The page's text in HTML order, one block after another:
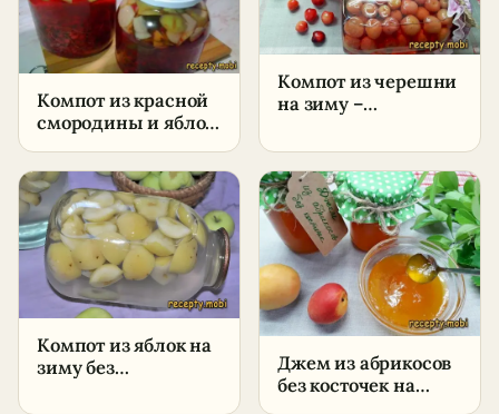
Компот из красной
смородины и яблок
пошаговый рецепт
в домашних
условиях
Компот из черешни
на зиму –
Компот из яблок на
зиму без
Джем из абрикосов
без косточек на